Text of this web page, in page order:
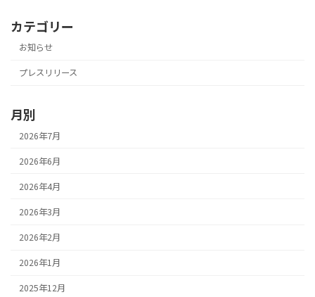
カテゴリー
お知らせ
プレスリリース
月別
2026年7月
2026年6月
2026年4月
2026年3月
2026年2月
2026年1月
2025年12月